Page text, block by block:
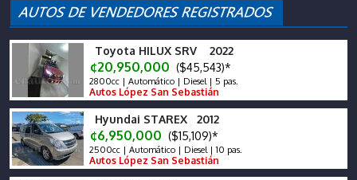
Toyota HILUX SRV 2022
¢20,950,000 ($45,543)*
2800cc | Automático | Diesel | 5 pas.
Autos López San Sebastián
Hyundai STAREX 2012
¢6,950,000 ($15,109)*
2500cc | Automático | Diesel | 10 pas.
Autos López San Sebastián